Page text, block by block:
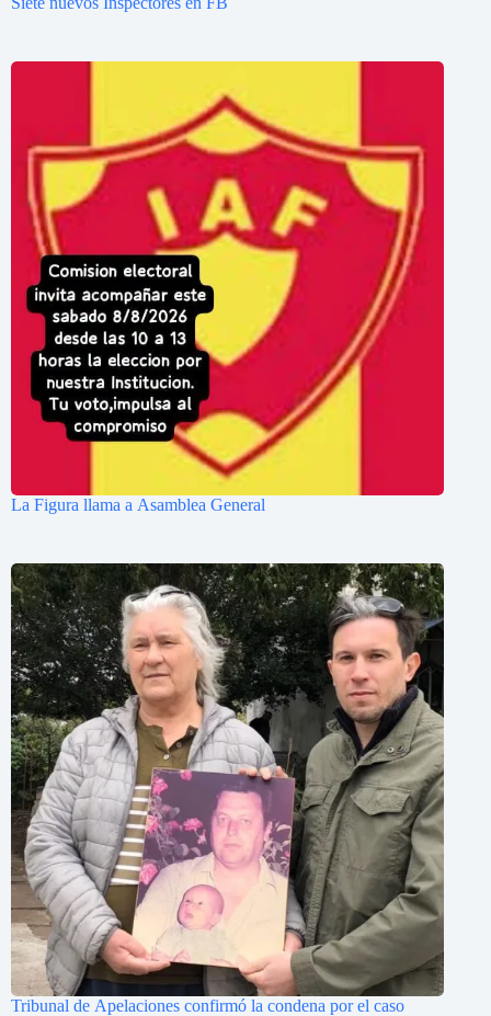
La Figura llama a Asamblea General
Tribunal de Apelaciones confirmó la condena por el caso